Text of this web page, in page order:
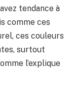
tendance à
comme ces
ces couleurs
surtout
l’explique